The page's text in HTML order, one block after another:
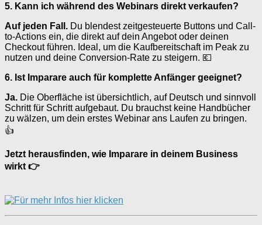
5. Kann ich während des Webinars direkt verkaufen?
Auf jeden Fall. Du blendest zeitgesteuerte Buttons und Call-
to-Actions ein, die direkt auf dein Angebot oder deinen
Checkout führen. Ideal, um die Kaufbereitschaft im Peak zu
nutzen und deine Conversion-Rate zu steigern. 💶
6. Ist Imparare auch für komplette Anfänger geeignet?
Ja. Die Oberfläche ist übersichtlich, auf Deutsch und sinnvoll
Schritt für Schritt aufgebaut. Du brauchst keine Handbücher
zu wälzen, um dein erstes Webinar ans Laufen zu bringen.
👍
Jetzt herausfinden, wie Imparare in deinem Business
wirkt 👉